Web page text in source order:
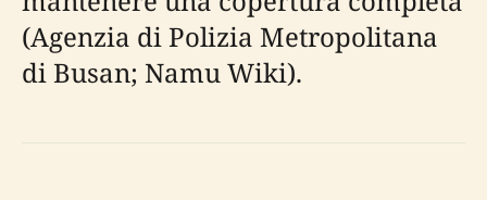
(Agenzia di Polizia Metropolitana
di Busan; Namu Wiki).